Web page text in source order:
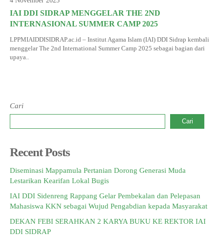
PANDUAN KKN
Jurnal Pitu Waliwali
DOKUMEN SERTIFIKAT DOSEN DAN SK
LAPORAN PROPOSAL PENELITIAN
IAI DDI SIDRAP MENGGELAR THE 2ND
INTERNASIONAL SUMMER CAMP 2025
LPPMIAIDDISIDRAP.ac.id – Institut Agama Islam (IAI) DDI Sidrap kembali
menggelar The 2nd International Summer Camp 2025 sebagai bagian dari
upaya..
Cari
Cari
Recent Posts
Diseminasi Mappamula Pertanian Dorong Generasi Muda
Lestarikan Kearifan Lokal Bugis
IAI DDI Sidenreng Rappang Gelar Pembekalan dan Pelepasan
Mahasiswa KKN sebagai Wujud Pengabdian kepada Masyarakat
DEKAN FEBI SERAHKAN 2 KARYA BUKU KE REKTOR IAI
DDI SIDRAP